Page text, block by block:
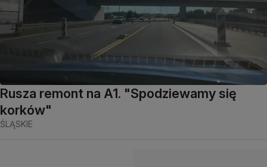
Rusza remont na A1. "Spodziewamy się
korków"
ŚLĄSKIE